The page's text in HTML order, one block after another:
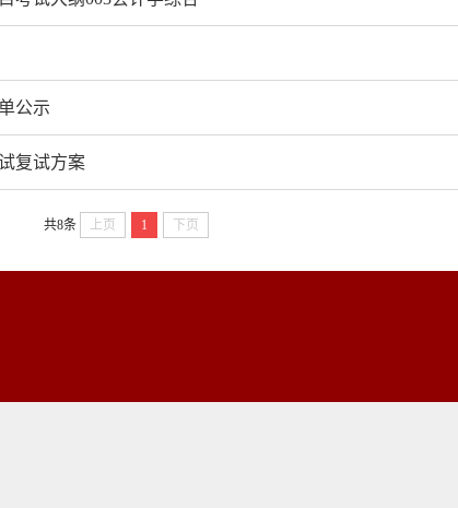
公示
复试方案
共8条 上页 1 下页